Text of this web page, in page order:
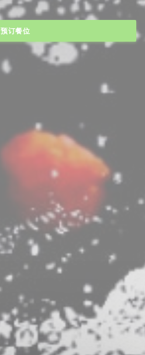
预订餐位